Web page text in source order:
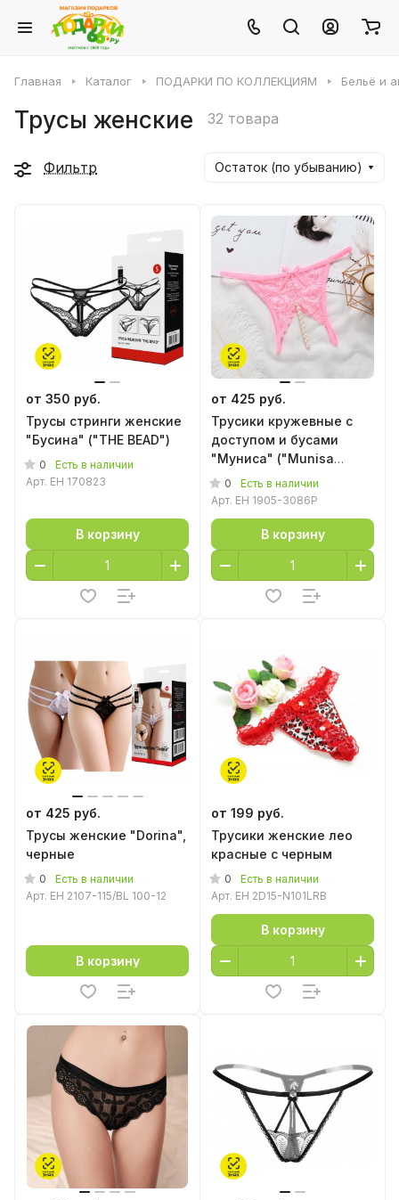
Главная Каталог ПОДАРКИ ПО КОЛЛЕКЦИЯМ Бельё и
Трусы женские 32 товара
Фильтр Остаток (по убыванию)
от 350 руб.
Трусы стринги женские
"Бусина" ("THE BEAD")
0
Есть в наличии
Арт. EH 170823
В корзину
от 425 руб.
Трусики кружевные с
доступом и бусами
"Муниса" ("Munisa
Panties Pink") розовые
0
Есть в наличии
Арт. EH 1905-3086P
В корзину
от 425 руб.
Трусы женские "Dorina",
черные
0
Есть в наличии
Арт. EH 2107-115/BL 100-12
В корзину
от 199 руб.
Трусики женские лео
красные с черным
0
Есть в наличии
Арт. EH 2D15-N101LRB
В корзину